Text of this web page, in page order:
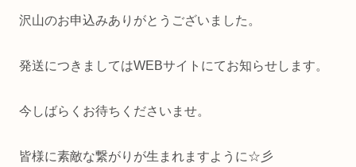
沢山のお申込みありがとうございました。
発送につきましてはWEBサイトにてお知らせします。
今しばらくお待ちくださいませ。
皆様に素敵な繋がりが生まれますように☆彡